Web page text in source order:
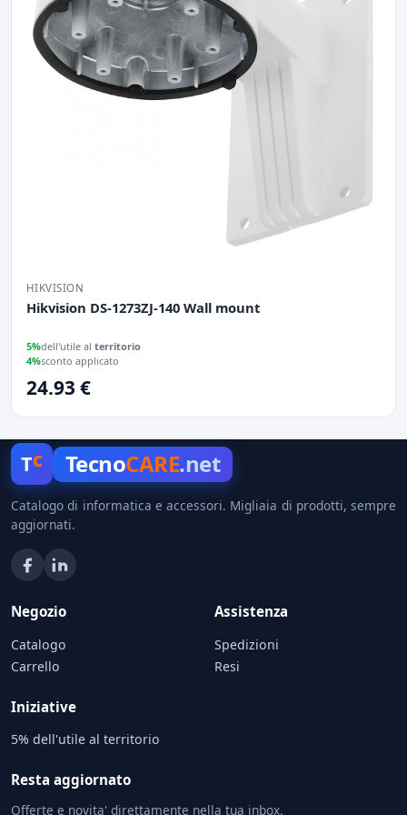
HIKVISION
Hikvision DS-1273ZJ-140 Wall mount
5%dell'utile al territorio
4%sconto applicato
24.93 €
Tc TecnoCARE.net
Catalogo di informatica e accessori. Migliaia di prodotti, sempre
aggiornati.
Negozio
Catalogo
Carrello
Assistenza
Spedizioni
Resi
Iniziative
5% dell'utile al territorio
Resta aggiornato
Offerte e novita' direttamente nella tua inbox.